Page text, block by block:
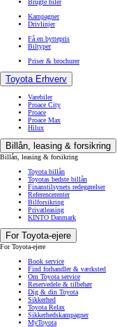
Kampagner
Drivlinjer
Få en byttepris
Biltyper
Priser & brochurer
Toyota Erhverv
Varebiler
Proace City
Proace
Proace Max
Hilux
Billån, leasing & forsikring
Billån, leasing & forsikring
Toyota billån
Toyotas bedste billån
Finanstilsynets redegørelser
Referencerenter
Bilforsikring
Privatleasing
KINTO Danmark
For Toyota-ejere
For Toyota-ejere
Book service
Find forhandler & værksted
Om Toyota service
Reservedele & tilbehør
Dig & din Toyota
Sikkerhed
Toyota Relax
Sikkerhedskampagner
MyToyota